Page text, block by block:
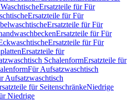
Ersatzteile für Für
Ersatzteile für Für
Ersatzteile für Für
Ersatzteile für Für
Ersatzteile für Für
Ersatzteile für
SchalenformErsatzteile für
Für Aufsatzwaschtisch
Aufsatzwaschtisch
für SeitenschränkeNiedrige
Niedrige